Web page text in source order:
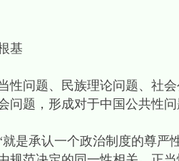
基
性问题、民族理论问题、社
问题，形成对于中国公共性
是承认一个政治制度的尊